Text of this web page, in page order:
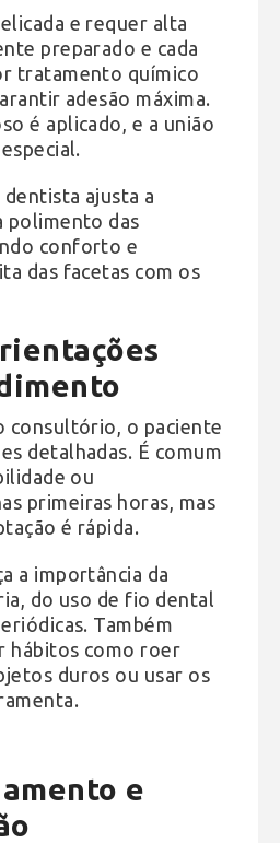
e requer alta
preparado e cada
tratamento químico
adesão máxima.
é aplicado, e a união
ajusta a
polimento das
conforto e
das facetas com os
consultório, o paciente
detalhadas. É comum
ou
primeiras horas, mas
é rápida.
a importância da
do uso de fio dental
Também
hábitos como roer
duros ou usar os
e